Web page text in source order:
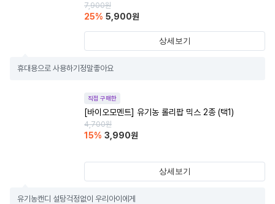
7,900원
25% 5,900원
상세보기
휴대용으로 사용하기정말좋아요
직접 구매한
[바이오모멘트] 유기농 롤리팝 믹스 2종 (택1)
4,700원
15% 3,990원
상세보기
유기농캔디 설탕걱정없이 우리아이에게